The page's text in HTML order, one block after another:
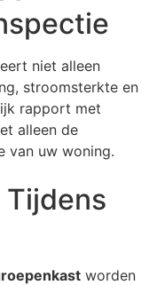
niet alleen
stroomsterkte en
rapport met
alleen de
van uw woning.
Tijdens
worden